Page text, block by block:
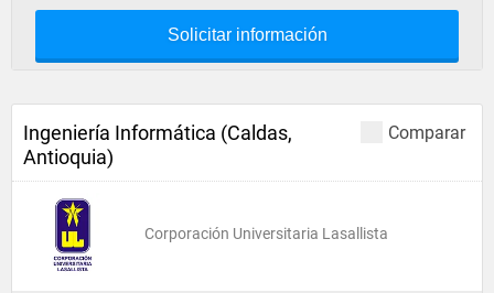
Solicitar información
Comparar
Ingeniería Informática (Caldas,
Antioquia)
Corporación Universitaria Lasallista